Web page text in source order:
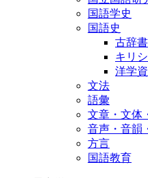
国語学史
国語史
古辞書
キリ
洋学
文法
語彙
文章・文体
音声・音韻
方言
国語教育